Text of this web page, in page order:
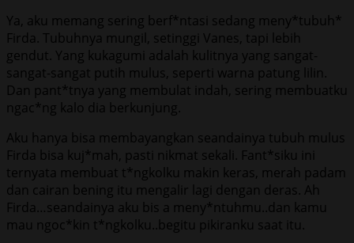
Ya, aku memang sering berf*ntasi sedang meny*tubuh*
Firda. Tubuhnya mungil, setinggi Vanes, tapi lebih
gendut. Yang kukagumi adalah kulitnya yang sangat-
sangat-sangat putih mulus, seperti warna patung lilin.
Dan pant*tnya yang membulat indah, sering membuatku
ngac*ng kalo dia berkunjung.
Aku hanya bisa membayangkan seandainya tubuh mulus
Firda bisa kuj*mah, pasti nikmat sekali. Fant*siku ini
ternyata membuat t*ngkolku makin keras, merah padam
dan cairan bening itu mengalir lagi dengan deras. Ah
Firda…seandainya aku bis a meny*ntuhmu..dan kamu
mau ngoc*kin t*ngkolku..begitu pikiranku saat itu.